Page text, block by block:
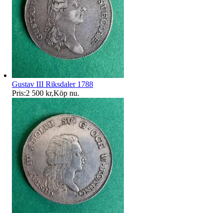
Gustav III Riksdaler 1788
Pris:2 500 kr,Köp nu.